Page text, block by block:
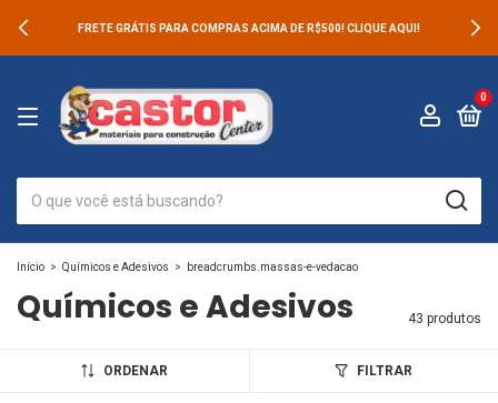
FRETE GRÁTIS PARA COMPRAS ACIMA DE R$500! CLIQUE AQUI!
0
Início > Químicos e Adesivos > breadcrumbs.massas-e-vedacao
Químicos e Adesivos 43 produtos
ORDENAR FILTRAR